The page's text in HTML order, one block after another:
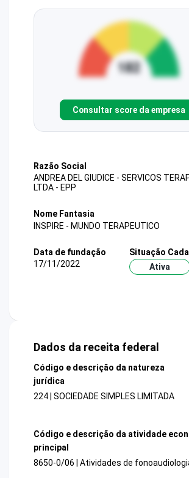
Consultar score da empresa
Razão Social
ANDREA DEL GIUDICE - SERVICOS
LTDA - EPP
Nome Fantasia
INSPIRE - MUNDO TERAPEUTICO
Data de fundação
17/11/2022
Situação
Ativa
Dados da receita federal
Código e descrição da natureza
jurídica
224 | SOCIEDADE SIMPLES LIMITADA
Código e descrição da atividade
principal
8650-0/06 | Atividades de